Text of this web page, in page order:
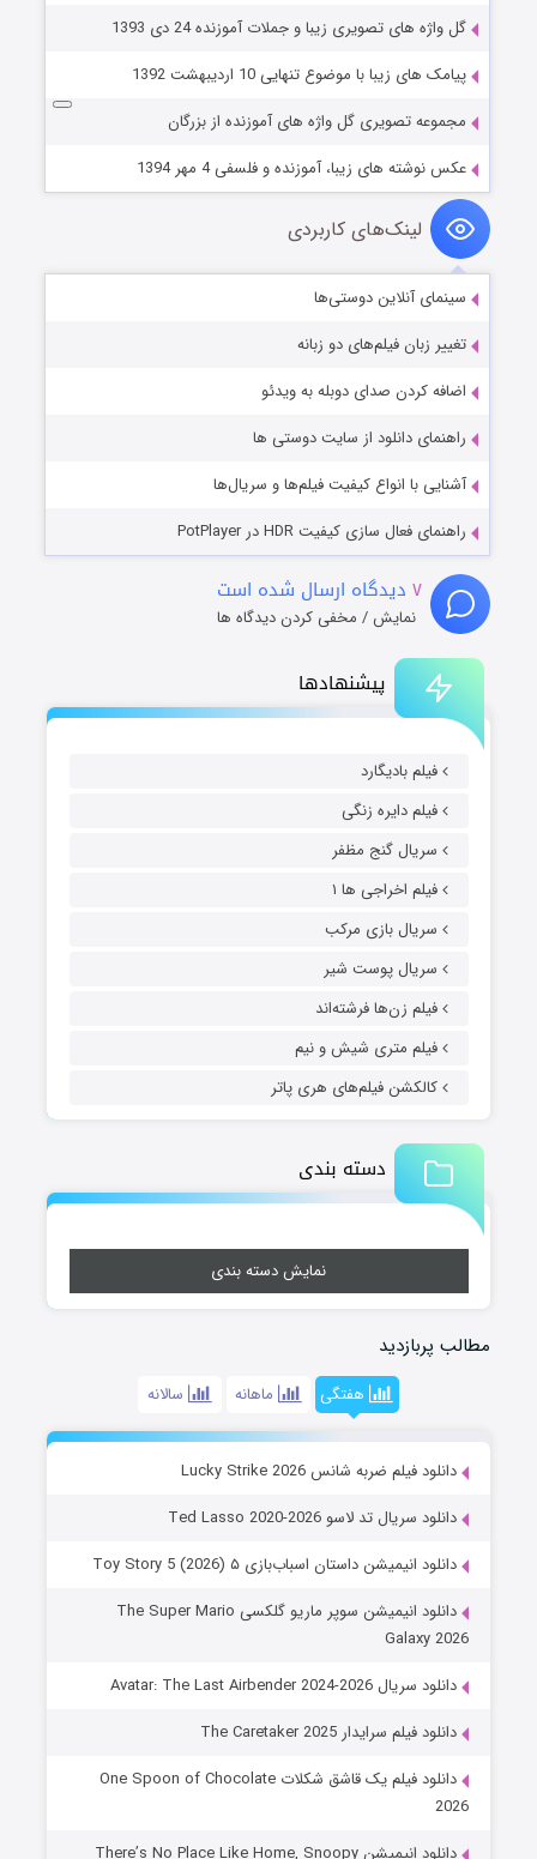
پیشنهادها
فیلم بادیگارد
فیلم دایره زنگی
سریال گنج مظفر
فیلم اخراجی ها ۱
سریال بازی مرکب
سریال پوست شیر
فیلم زن‌ها فرشته‌اند
فیلم متری شیش و نیم
کالکشن فیلم‌های هری پاتر
دسته بندی
نمایش دسته بندی
مطالب پربازدید
هفتگی ماهانه سالانه
دانلود فیلم ضربه شانس Lucky Strike 2026
دانلود سریال تد لاسو Ted Lasso 2020-2026
دانلود انیمیشن داستان اسباب‌بازی ۵ Toy Story 5 (2026)
دانلود انیمیشن سوپر ماریو گلکسی The Super Mario
Galaxy 2026
دانلود سریال Avatar: The Last Airbender 2024-2026
دانلود فیلم سرایدار The Caretaker 2025
دانلود فیلم یک قاشق شکلات One Spoon of Chocolate
2026
دانلود انیمیشن There’s No Place Like Home, Snoopy
گل واژه های تصویری زیبا و جملات آموزنده 24 دی 1393
پیامک های زیبا با موضوع تنهایی 10 اردیبهشت 1392
مجموعه تصویری گل واژه های آموزنده از بزرگان
عکس نوشته های زیبا، آموزنده و فلسفی 4 مهر 1394
لینک‌های کاربردی
سینمای آنلاین دوستی‌ها
تغییر زبان فیلم‌های دو زبانه
اضافه کردن صدای دوبله به ویدئو
راهنمای دانلود از سایت دوستی ها
آشنایی با انواع کیفیت فیلم‌ها و سریال‌ها
راهنمای فعال سازی کیفیت HDR در PotPlayer
۷ دیدگاه ارسال شده است
نمایش / مخفی کردن دیدگاه ها